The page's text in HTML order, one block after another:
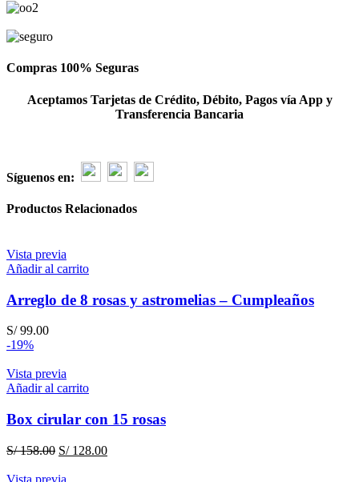
Compras 100% Seguras
Aceptamos Tarjetas de Crédito, Débito, Pagos vía App y
Transferencia Bancaria
Síguenos en:
Productos Relacionados
Vista previa
Añadir al carrito
Arreglo de 8 rosas y astromelias – Cumpleaños
S/99.00
-19%
Vista previa
Añadir al carrito
Box cirular con 15 rosas
S/158.00 El
original
S/128.00El
Vista previa